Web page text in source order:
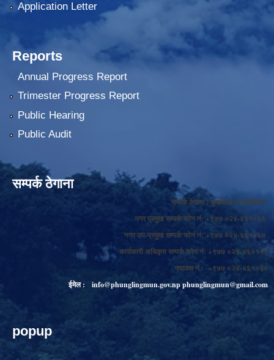
Application Letter
Reports
Annual Progress Report
Trimester Progress Report
Public Hearing
Public Audit
सम्पर्क ठेगाना
सम्पर्क ठेगाना : फुङलिङ नगरपालिका
नगर प्रमुख सम्पर्क फोन नं: +९७७ ०२४-४६१०६६
नगर उप-प्रमुख सम्पर्क फोन नं: +९७७ ०२४-४६१०६७
कार्यकारी अधिकृत सम्पर्क फोन नं: +९७७ ०२४-४६०११४
फ्याक्स नं.: +९७७ ०२४-४६१०३०
ईमेल :
info@phunglingmun.gov.npphunglingmun@gmail.com
popup